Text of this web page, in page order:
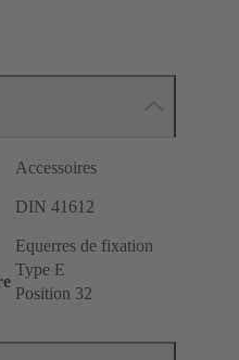
Accessoires
DIN 41612
Equerres de fixation
Type E
Position 32